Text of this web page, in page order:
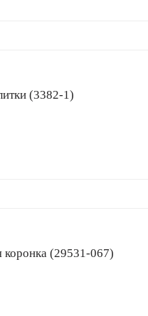
(3382-1)
коронка (29531-067)